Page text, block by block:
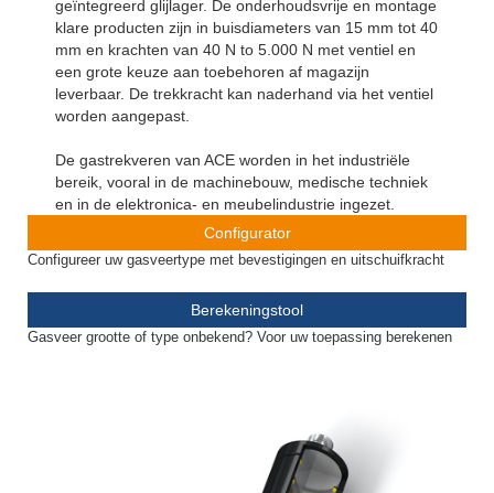
geïntegreerd glijlager. De onderhoudsvrije en montage
klare producten zijn in buisdiameters van 15 mm tot 40
mm en krachten van 40 N to 5.000 N met ventiel en
een grote keuze aan toebehoren af magazijn
leverbaar. De trekkracht kan naderhand via het ventiel
worden aangepast.
De gastrekveren van ACE worden in het industriële
bereik, vooral in de machinebouw, medische techniek
en in de elektronica- en meubelindustrie ingezet.
Configurator
Configureer uw gasveertype met bevestigingen en uitschuifkracht
Berekeningstool
Gasveer grootte of type onbekend? Voor uw toepassing berekenen